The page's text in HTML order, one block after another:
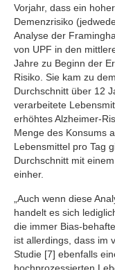
Vorjahr, dass ein
Demenzrisiko
Analyse der
von UPF in den
Jahre zu Beginn der
Risiko. Sie kam zu
Durchschnitt über 12
verarbeitete
erhöhtes Alzheimer-
Menge des Konsums
Lebensmittel pro Tag
Durchschnitt mit
einher.
„Auch wenn diese
handelt es sich
die immer Bias-
ist allerdings, dass im
Studie [7] ebenfalls
hochprozessierten